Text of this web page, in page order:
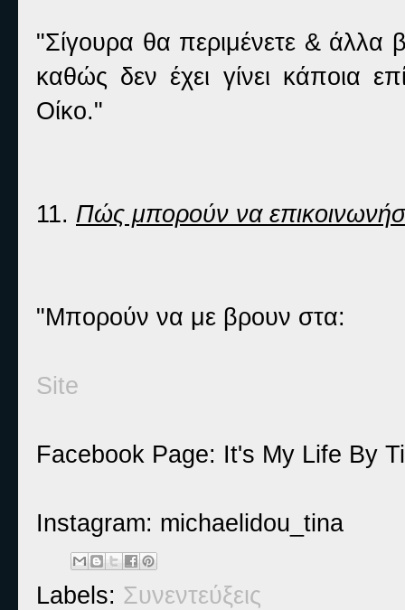
"Σίγουρα θα περιμένετε &
καθώς δεν έχει γίνει κάποια
Οίκο."
11. Πώς μπορούν να
"Μπορούν να με βρουν στα:
Site
Facebook Page: It's My Life By
Instagram: michaelidou_tina
Labels: Συνεντεύξεις